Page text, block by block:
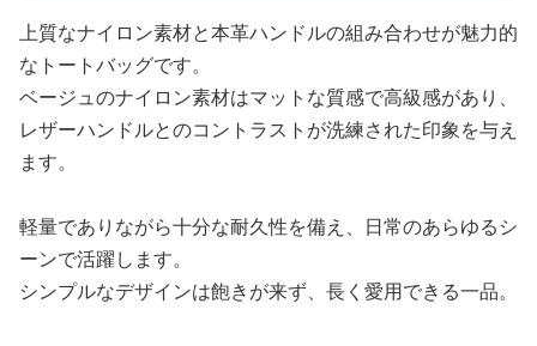
上質なナイロン素材と本革ハンドルの組み合わせが魅力的
なトートバッグです。
ベージュのナイロン素材はマットな質感で高級感があり、
レザーハンドルとのコントラストが洗練された印象を与え
ます。
軽量でありながら十分な耐久性を備え、日常のあらゆるシ
ーンで活躍します。
シンプルなデザインは飽きが来ず、長く愛用できる一品。